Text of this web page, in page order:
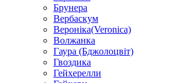
Брунера
Вербаскум
Вероніка(Veronica)
Волжанка
Гаура (Бджолоцвіт)
Гвоздика
Гейхерелли